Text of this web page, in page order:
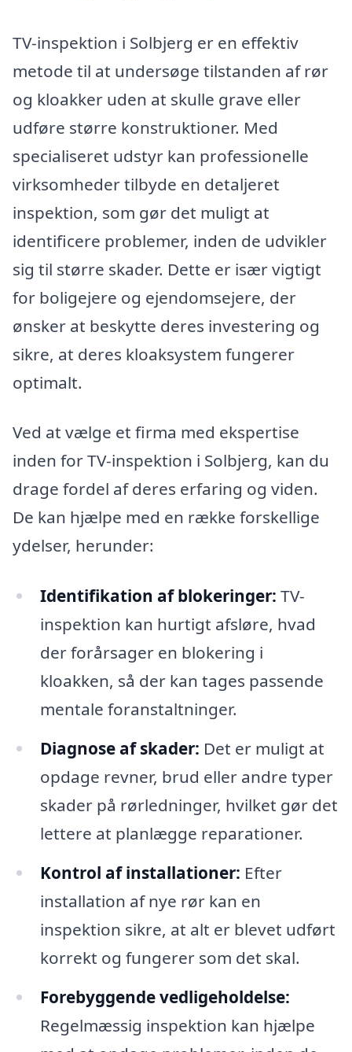
TV-inspektion i Solbjerg er en effektiv
metode til at undersøge tilstanden af rør
og kloakker uden at skulle grave eller
udføre større konstruktioner. Med
specialiseret udstyr kan professionelle
virksomheder tilbyde en detaljeret
inspektion, som gør det muligt at
identificere problemer, inden de udvikler
sig til større skader. Dette er især vigtigt
for boligejere og ejendomsejere, der
ønsker at beskytte deres investering og
sikre, at deres kloaksystem fungerer
optimalt.
Ved at vælge et firma med ekspertise
inden for TV-inspektion i Solbjerg, kan du
drage fordel af deres erfaring og viden.
De kan hjælpe med en række forskellige
ydelser, herunder:
Identifikation af blokeringer: TV-
inspektion kan hurtigt afsløre, hvad
der forårsager en blokering i
kloakken, så der kan tages passende
mentale foranstaltninger.
Diagnose af skader: Det er muligt at
opdage revner, brud eller andre typer
skader på rørledninger, hvilket gør det
lettere at planlægge reparationer.
Kontrol af installationer: Efter
installation af nye rør kan en
inspektion sikre, at alt er blevet udført
korrekt og fungerer som det skal.
Forebyggende vedligeholdelse:
Regelmæssig inspektion kan hjælpe